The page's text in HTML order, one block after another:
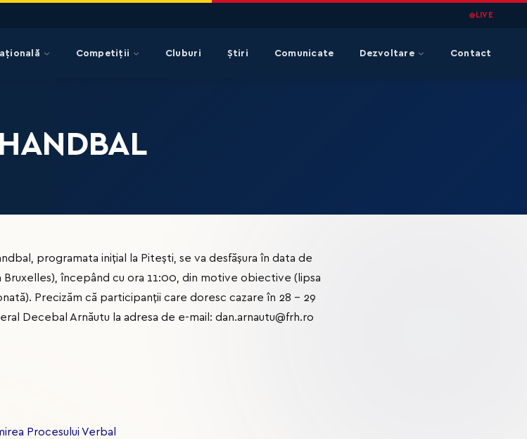
LIVE
Competiții Cluburi Știri Comunicate Dezvoltare Contact
programata inițial la Pitești, se va desfășura în data de
Bruxelles), începând cu ora 11:00, din motive obiective (lipsa
Precizăm că participanții care doresc cazare în 28 - 29
Decebal Arnăutu la adresa de e-mail: dan.arnautu@frh.ro
Procesului Verbal